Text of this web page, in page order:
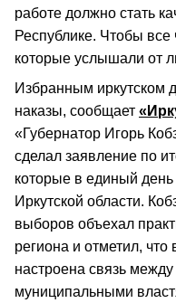
работе должно стать
Республике. Чтобы
которые услышали от
Избранным иркутском
наказы, сообщает
«Губернатор Игорь
сделал заявление по
которые в единый
Иркутской области.
выборов объехал
региона и отметил,
настроена связь
муниципальными